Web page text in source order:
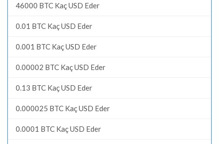
46000 BTC Kaç USD Eder
0.01 BTC Kaç USD Eder
0.001 BTC Kaç USD Eder
0.00002 BTC Kaç USD Eder
0.13 BTC Kaç USD Eder
0.000025 BTC Kaç USD Eder
0.0001 BTC Kaç USD Eder